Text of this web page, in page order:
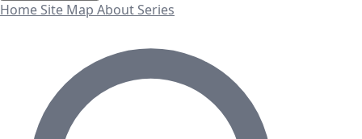
Home Site Map About Series